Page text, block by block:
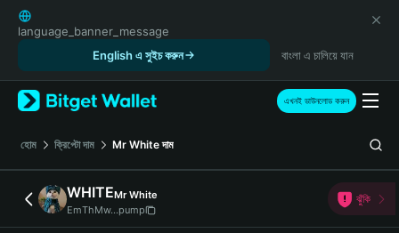
English
日本語
Русский
Español (Latinoamérica)
Türkçe
Italiano
Deutsch
简体中文
繁體中文
language_banner_message
English এ সুইচ করুন
বাংলা এ চালিয়ে যান
এখনই ডাউনলোড করুন
হোম ক্রিপ্টো দাম Mr White দাম
WHITEMr White
EmThMw...pump
ঝুঁকি